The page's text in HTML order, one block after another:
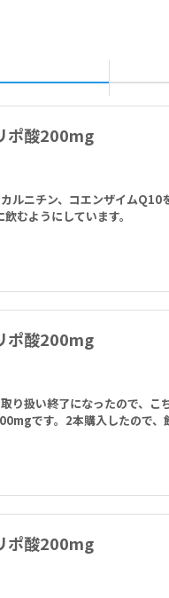
ポ酸200mg
ルニチン、コエンザイムQ10
むようにしています。
ポ酸200mg
り扱い終了になったので、
です。2本購入したので、
ポ酸200mg